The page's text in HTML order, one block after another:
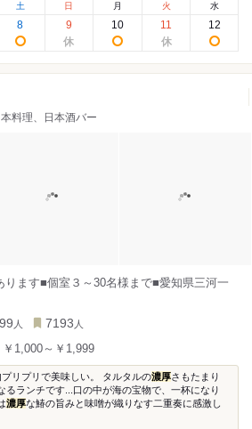
土
8
日
9
月
10
火
11
水
12
料理、日本酒バー
ります■個室３～30名様まで■愛知県三河一
99 人 7193 人
￥1,000～￥1,999
プリプリで美味しい。 タルタルの濃厚さもたまり
るランチです...口の中が海の宝物で、一杯になり
濃厚な鰆の旨みと味噌が織りなす二重奏に感激し